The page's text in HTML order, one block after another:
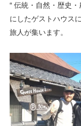
“ 伝統・自然・歴史
にしたゲストハウス
旅人が集います。